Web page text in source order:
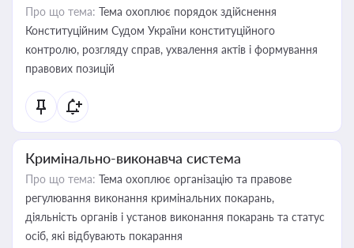
Про що тема: Тема охоплює порядок здійснення
Конституційним Судом України конституційного
контролю, розгляду справ, ухвалення актів і формування
правових позицій
Кримінально-виконавча система
Про що тема: Тема охоплює організацію та правове
регулювання виконання кримінальних покарань,
діяльність органів і установ виконання покарань та статус
осіб, які відбувають покарання